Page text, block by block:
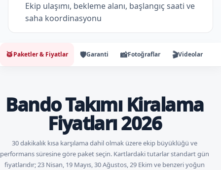
Ekip ulaşımı, bekleme alanı, başlangıç saati ve
saha koordinasyonu
🥁Paketler & Fiyatlar 🛡️Garanti 📸Fotoğraflar 🎬Videolar
Bando Takımı Kiralama
Fiyatları 2026
30 dakikalık kısa karşılama dahil olmak üzere ekip büyüklüğü ve
performans süresine göre paket seçin. Kartlardaki tutarlar standart gün
fiyatlarıdır; 23 Nisan, 19 Mayıs, 30 Ağustos, 29 Ekim ve benzeri yoğun